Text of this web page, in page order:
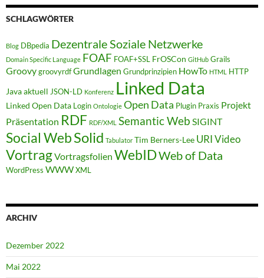
SCHLAGWÖRTER
Blog DBpedia Dezentrale Soziale Netzwerke
Domain Specific Language FOAF FOAF+SSL FrOSCon GitHub Grails
GroovygroovyrdfGrundlagen Grundprinzipien HowTo HTML HTTP
Java aktuell JSON-LD Konferenz Linked Data
Linked Open Data Login Ontologie Open Data Plugin Praxis Projekt
Präsentation RDF RDF/XML Semantic Web SIGINT
Social WebSolid Tabulator Tim Berners-Lee URIVideo
VortragVortragsfolien WebIDWeb of Data
WordPress WWWXML
ARCHIV
Dezember 2022
Mai 2022